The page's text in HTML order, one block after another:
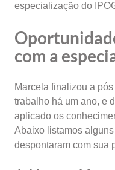
especialização do
com a
Marcela finalizou a
trabalho há um ano, e
aplicado os
Abaixo listamos
despontaram com sua